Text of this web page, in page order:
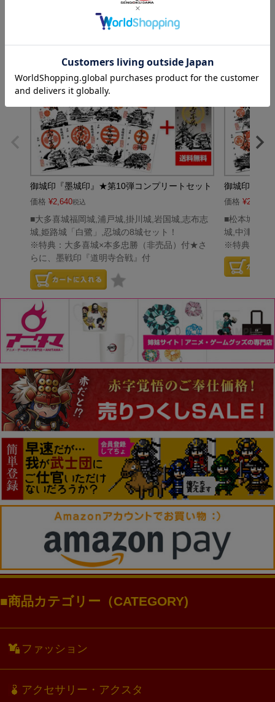
御城印『墨城印』★第10弾コンプリートセット
価格 ¥2,640税込
■大多喜城福岡城,浦戸城,掛川城,岩国城,志布志
城,姫路城「白鷺」,忍城の8城セット！
※特典：大多喜城×本多忠勝（非売品）付★さ
らに、墨戦印『道明寺合戦』付
御城印『墨
価格 ¥2,640
■松本城「烏
城,中津城,富
※特典：吉
商品カテゴリー（CATEGORY)
ファッション
アクセサリー・アクスタ